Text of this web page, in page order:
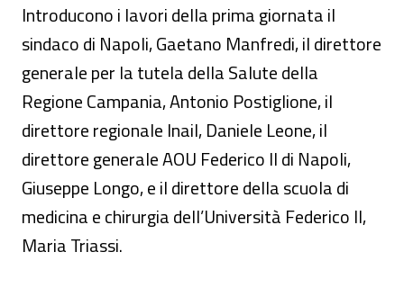
Introducono i lavori della prima giornata il
sindaco di Napoli, Gaetano Manfredi, il direttore
generale per la tutela della Salute della
Regione Campania, Antonio Postiglione, il
direttore regionale Inail, Daniele Leone, il
direttore generale AOU Federico II di Napoli,
Giuseppe Longo, e il direttore della scuola di
medicina e chirurgia dell’Università Federico II,
Maria Triassi.